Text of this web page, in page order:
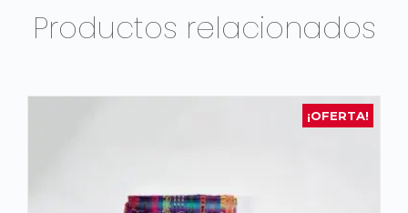
Productos relacionados
¡OFERTA!